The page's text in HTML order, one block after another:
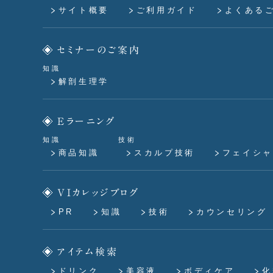
サイト概要 ご利用ガイド よくある
セミナーのご案内
知識
解剖生理学
Eラーニング
知識
商品知識
技術
スカルプ技術 フェイシ
VIカレッジブログ
PR 知識 技術 カウンセリング
アイテム検索
ドリンク 美容液 ボディケア